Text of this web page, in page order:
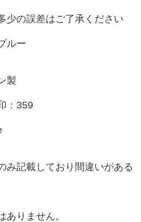
少の誤差はご了承ください
ルー
製
：359
み記載しており間違いがある
ありません。